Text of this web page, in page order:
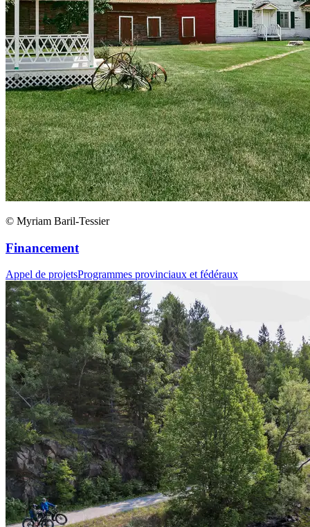
© Myriam Baril-Tessier
Financement
Appel de projetsProgrammes provinciaux et fédéraux